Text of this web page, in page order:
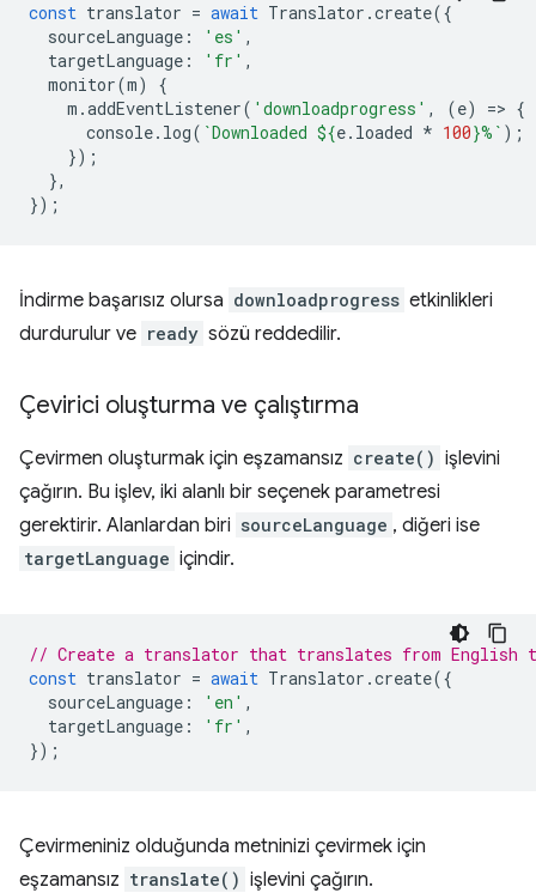
const translator = await Translator .create({
sourceLanguage : 'es' ,
targetLanguage : 'fr' ,
monitor(m)
{
m .addEventListener( 'downloadprogress' , (e) => {
console. log( `Downloaded ${e. loaded * 100}%` );
});
},
});
İndirme başarısız olursa downloadprogress etkinlikleri
durdurulur ve ready sözü reddedilir.
Çevirici oluşturma ve çalıştırma
Çevirmen oluşturmak için eşzamansız create() işlevini
çağırın. Bu işlev, iki alanlı bir seçenek parametresi
gerektirir. Alanlardan biri sourceLanguage , diğeri ise
targetLanguage içindir.
// Create a translator that translates from English
const translator = await Translator .create({
sourceLanguage : 'en' ,
targetLanguage : 'fr' ,
});
Çevirmeniniz olduğunda metninizi çevirmek için
eşzamansız translate() işlevini çağırın.